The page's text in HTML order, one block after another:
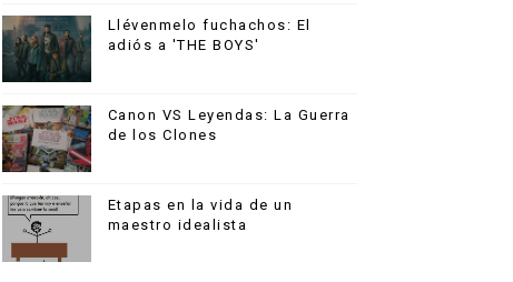
Llévenmelo fuchachos: El
adiós a 'THE BOYS'
Canon VS Leyendas: La Guerra
de los Clones
Etapas en la vida de un
maestro idealista